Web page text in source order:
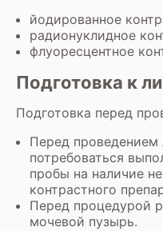
йодированное
радионуклидное
флуоресцентное
Подготовка к
Подготовка перед
Перед
потребоваться
пробы на наличие
контрастного
Перед процедурой
мочевой пузырь.